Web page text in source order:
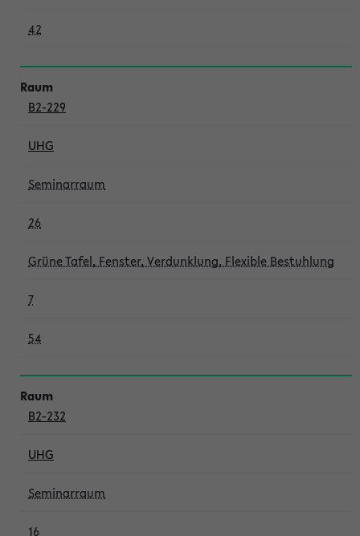
42
B2-229
UHG
Seminarraum
26
Grüne Tafel, Fenster, Verdunklung, Flexible Bestuhlung
7
54
B2-232
UHG
Seminarraum
16